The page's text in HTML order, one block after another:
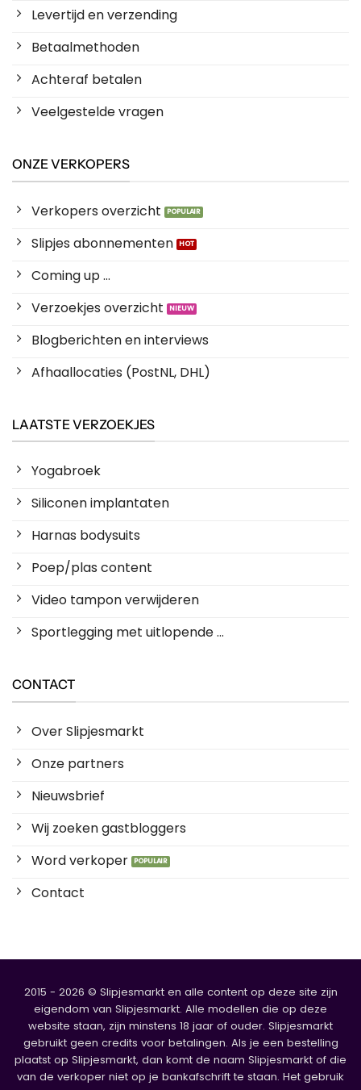
Levertijd en verzending
Betaalmethoden
Achteraf betalen
Veelgestelde vragen
ONZE VERKOPERS
Verkopers overzicht
Slipjes abonnementen
Coming up ...
Verzoekjes overzicht
Blogberichten en interviews
Afhaallocaties (PostNL, DHL)
LAATSTE VERZOEKJES
Yogabroek
Siliconen implantaten
Harnas bodysuits
Poep/plas content
Video tampon verwijderen
Sportlegging met uitlopende ...
CONTACT
Over Slipjesmarkt
Onze partners
Nieuwsbrief
Wij zoeken gastbloggers
Word verkoper
Contact
2015 - 2026 © Slipjesmarkt en alle content op deze site zijn
eigendom van Slipjesmarkt. Alle modellen die op deze
website staan, zijn minstens 18 jaar of ouder. Slipjesmarkt
gebruikt geen credits voor betalingen. Als je een bestelling
plaatst op Slipjesmarkt, dan komt de naam Slipjesmarkt of die
van de verkoper niet op je bankafschrift te staan. Het gebruik